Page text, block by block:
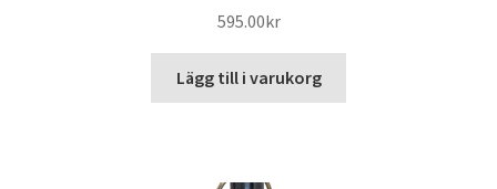
595.00kr
Lägg till i varukorg